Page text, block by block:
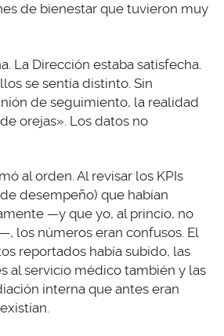
de bienestar que tuvieron muy
La Dirección estaba satisfecha.
se sentía distinto. Sin
de seguimiento, la realidad
orejas». Los datos no
al orden. Al revisar los KPIs
desempeño) que habían
—y que yo, al princio, no
los números eran confusos. El
reportados había subido, las
al servicio médico también y las
interna que antes eran